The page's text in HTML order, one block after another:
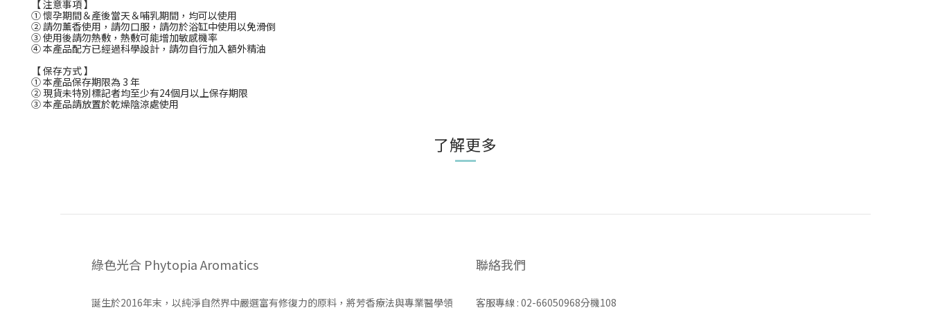
【 注意事項 】
① 懷孕期間＆產後當天＆哺乳期間，均可以使用
② 請勿薰香使用，請勿口服，請勿於浴缸中使用以免滑倒
③ 使用後請勿熱敷，熱敷可能增加敏感機率
④ 本產品配方已經過科學設計，請勿自行加入額外精油
【 保存方式 】
① 本產品保存期限為 3 年
② 現貨未特別標記者均至少有24個月以上保存期限
③ 本產品請放置於乾燥陰涼處使用
了解更多
綠色光合 Phytopia Aromatics
誕生於2016年末，以純淨自然界中嚴選富有修復力的原料，將芳香療法與專業醫學領
聯絡我們
客服專線 : 02-66050968分機108